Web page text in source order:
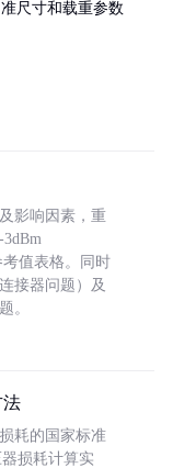
影响因素，重
值表格。同时
接器问题）及
。
法
耗的国家标准
器损耗计算实